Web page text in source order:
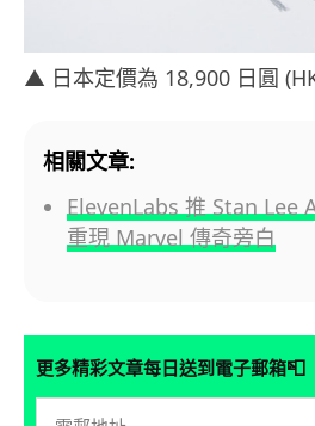
▲ 日本定價為 18,900 日圓
相關文章:
ElevenLabs 推 Stan
重現 Marvel 傳奇旁白
更多精彩文章每日送到電子郵箱📮